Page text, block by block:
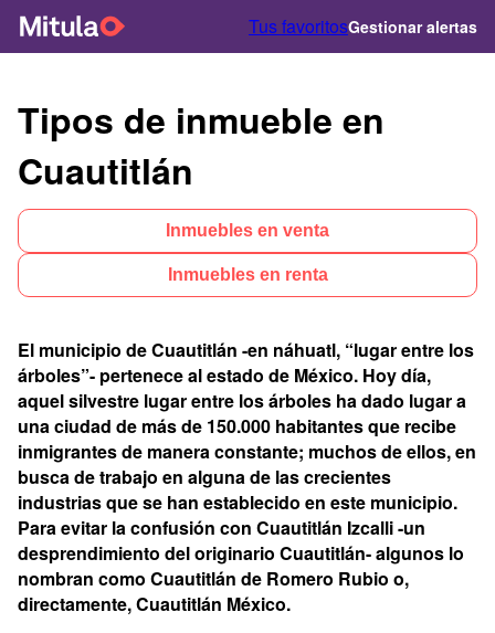
Tus favoritosGestionar alertas
Tipos de inmueble en
Cuautitlán
Inmuebles en venta
Inmuebles en renta
El municipio de Cuautitlán -en náhuatl, “lugar entre los
árboles”- pertenece al estado de México. Hoy día,
aquel silvestre lugar entre los árboles ha dado lugar a
una ciudad de más de 150.000 habitantes que recibe
inmigrantes de manera constante; muchos de ellos, en
busca de trabajo en alguna de las crecientes
industrias que se han establecido en este municipio.
Para evitar la confusión con Cuautitlán Izcalli -un
desprendimiento del originario Cuautitlán- algunos lo
nombran como Cuautitlán de Romero Rubio o,
directamente, Cuautitlán México.